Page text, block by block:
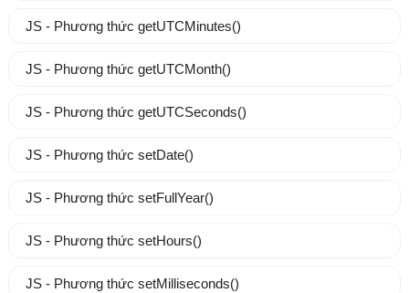
JS - Phương thức getUTCMinutes()
JS - Phương thức getUTCMonth()
JS - Phương thức getUTCSeconds()
JS - Phương thức setDate()
JS - Phương thức setFullYear()
JS - Phương thức setHours()
JS - Phương thức setMilliseconds()